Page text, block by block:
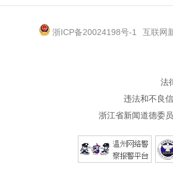
浙ICP备20024198号-1 互联网
法
违法和不良
浙江省新闻道德委